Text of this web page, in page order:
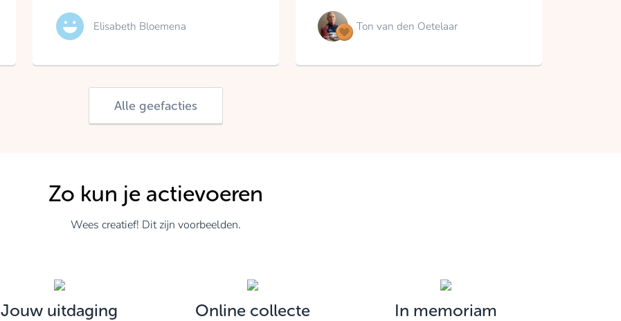
Elisabeth Bloemena Ton van den Oetelaar
Alle geefacties
Zo kun je actievoeren
Wees creatief! Dit zijn voorbeelden.
Jouw uitdaging Online collecte In memoriam